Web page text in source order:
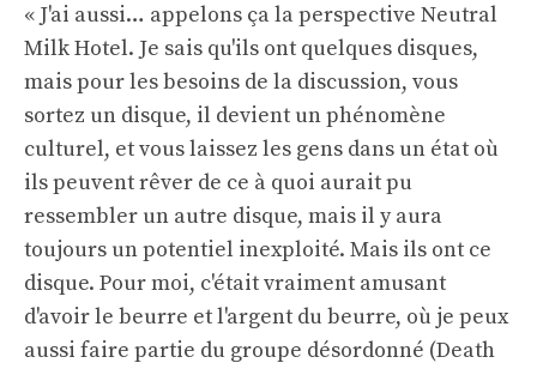
« J'ai aussi… appelons ça la perspective Neutral
Milk Hotel. Je sais qu'ils ont quelques disques,
mais pour les besoins de la discussion, vous
sortez un disque, il devient un phénomène
culturel, et vous laissez les gens dans un état où
ils peuvent rêver de ce à quoi aurait pu
ressembler un autre disque, mais il y aura
toujours un potentiel inexploité. Mais ils ont ce
disque. Pour moi, c'était vraiment amusant
d'avoir le beurre et l'argent du beurre, où je peux
aussi faire partie du groupe désordonné (Death